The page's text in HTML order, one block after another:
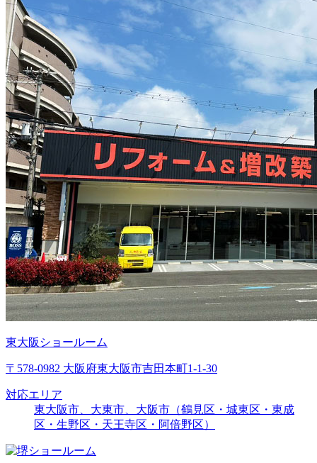
東大阪ショールーム
〒578-0982 大阪府東大阪市吉田本町1-1-30
対応エリア
東大阪市、大東市、大阪市（鶴見区・城東区・東成
区・生野区・天王寺区・阿倍野区）